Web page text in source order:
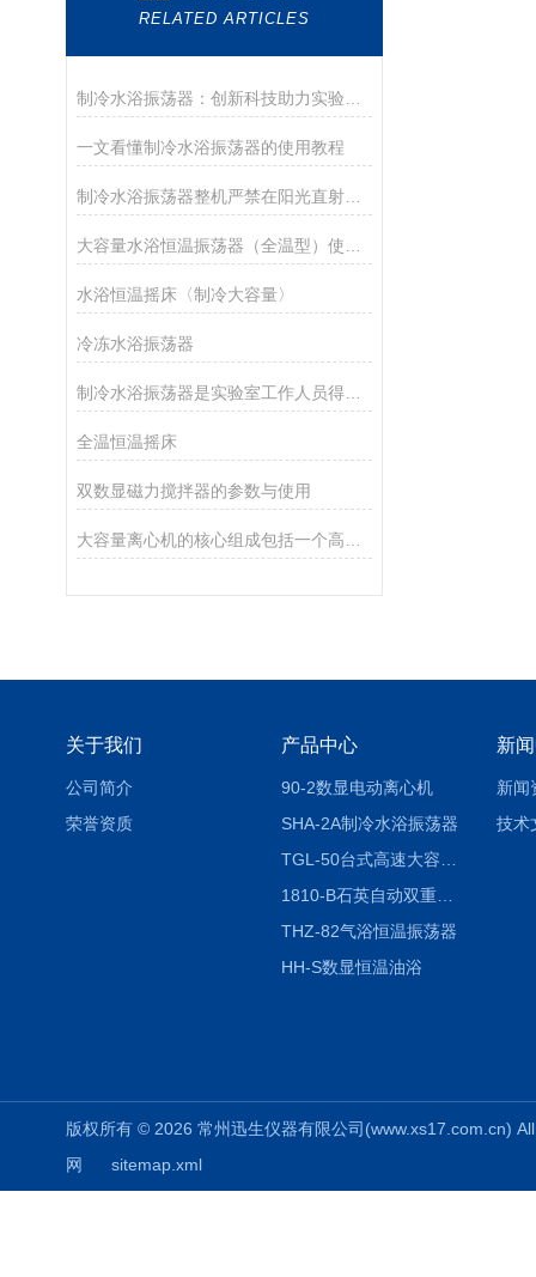
RELATED ARTICLES
一文看懂制冷水浴振荡器的使用教程
制冷水浴振荡器整机严禁在阳光直射的环境中使用
水浴恒温摇床〈制冷大容量〉
冷冻水浴振荡器
制冷水浴振荡器是实验室工作人员得心应手的理想设备
全温恒温摇床
双数显磁力搅拌器的参数与使用
关于我们
公司简介
荣誉资质
产品中心
90-2数显电动离心机
SHA-2A制冷水浴振荡器
1810-B石英自动双重纯水蒸馏水器
THZ-82气浴恒温振荡器
HH-S数显恒温油浴
新
新闻
技术
版权所有 © 2026 常州迅生仪器有限公司
网
sitemap.xml